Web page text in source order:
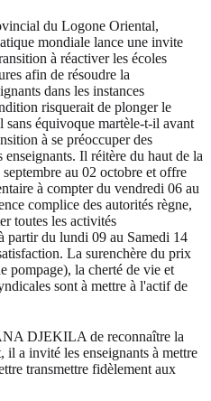
du Logone Oriental,
mondiale lance une invite
à réactiver les écoles
afin de résoudre la
dans les instances
risquerait de plonger le
sans équivoque martèle-t-il avant
à se préoccuper des
Il réitère du haut de la
au 02 octobre et offre
à compter du vendredi 06 au
complice des autorités règne,
toutes les activités
partir du lundi 09 au Samedi 14
La surenchère du prix
pompage), la cherté de vie et
sont à mettre à l'actif de
DJEKILA de reconnaître la
a invité les enseignants à mettre
transmettre fidèlement aux